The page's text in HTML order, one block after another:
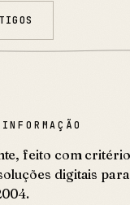
feito com
digitais